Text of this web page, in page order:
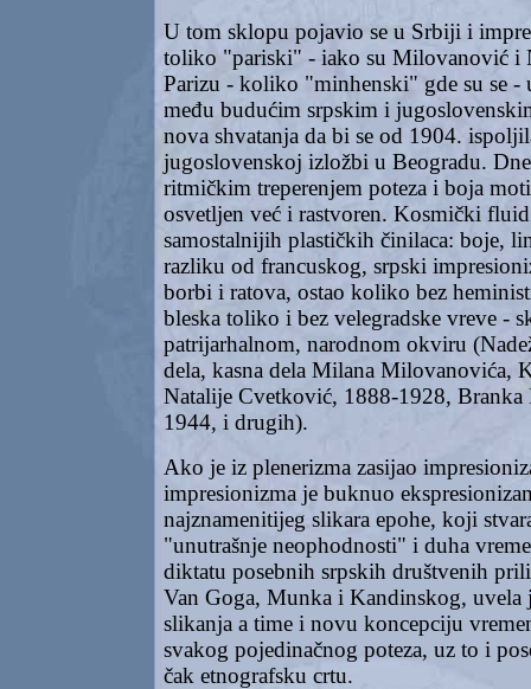
U tom sklopu pojavio se u Srbiji i
toliko "pariski" - iako su Milovanović i
Parizu - koliko "minhenski" gde su se
među budućim srpskim i
nova shvatanja da bi se od 1904.
jugoslovenskoj izložbi u Beogradu.
ritmičkim treperenjem poteza i boja
osvetljen već i rastvoren. Kosmički
samostalnijih plastičkih činilaca: boje,
razliku od francuskog, srpski
borbi i ratova, ostao koliko bez
bleska toliko i bez velegradske vreve -
patrijarhalnom, narodnom okviru
dela, kasna dela Milana Milovanovića,
Natalije Cvetković, 1888-1928, Branka
1944, i drugih).
Ako je iz plenerizma zasijao
impresionizma je buknuo
najznamenitijeg slikara epohe, koji
"unutrašnje neophodnosti" i duha
diktatu posebnih srpskih društvenih
Van Goga, Munka i Kandinskog, uvela
slikanja a time i novu koncepciju
svakog pojedinačnog poteza, uz to i
čak etnografsku crtu.